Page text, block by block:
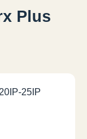
Plus